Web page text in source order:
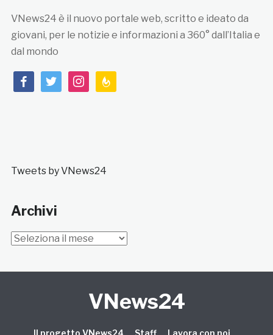
VNews24 è il nuovo portale web, scritto e ideato da
giovani, per le notizie e informazioni a 360° dall’Italia e
dal mondo
facebooktwitterinstagramfeedburner
Tweets by VNews24
Archivi
Archivi
VNews24